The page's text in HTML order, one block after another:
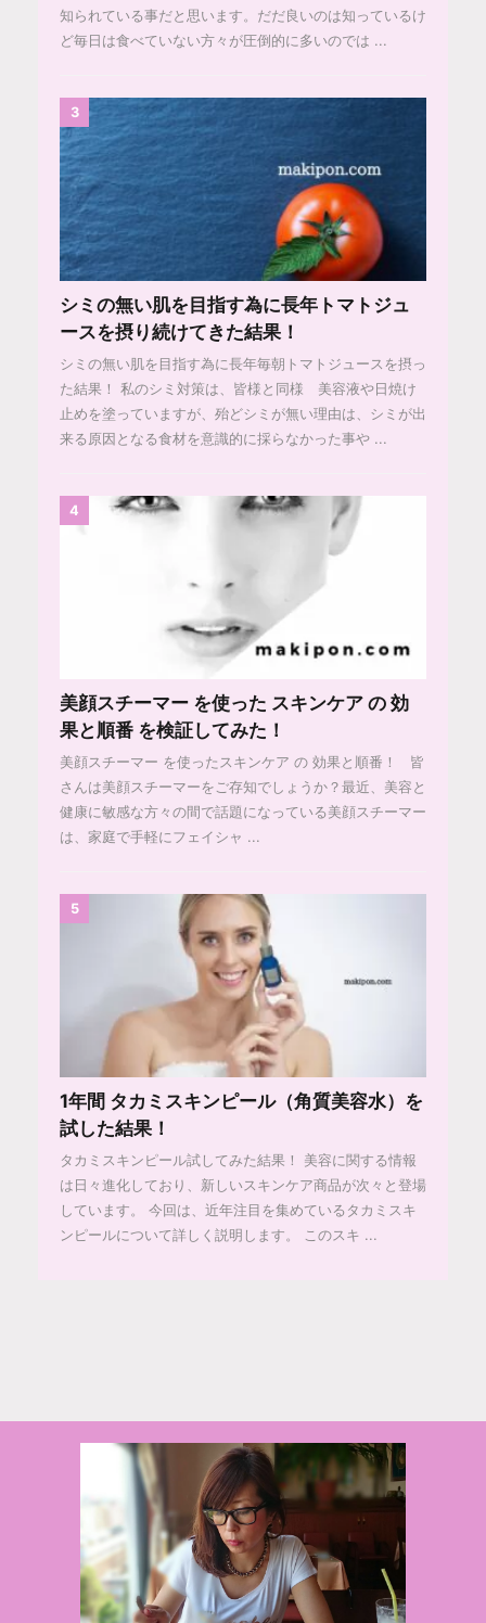
知られている事だと思います。だだ良いのは知っているけ
ど毎日は食べていない方々が圧倒的に多いのでは ...
3
シミの無い肌を目指す為に長年トマトジュ
ースを摂り続けてきた結果！
シミの無い肌を目指す為に長年毎朝トマトジュースを摂っ
た結果！ 私のシミ対策は、皆様と同様 美容液や日焼け
止めを塗っていますが、殆どシミが無い理由は、シミが出
来る原因となる食材を意識的に採らなかった事や ...
4
美顔スチーマー を使った スキンケア の 効
果と順番 を検証してみた！
美顔スチーマー を使ったスキンケア の 効果と順番！ 皆
さんは美顔スチーマーをご存知でしょうか？最近、美容と
健康に敏感な方々の間で話題になっている美顔スチーマー
は、家庭で手軽にフェイシャ ...
5
1年間 タカミスキンピール（角質美容水）を
試した結果！
タカミスキンピール試してみた結果！ 美容に関する情報
は日々進化しており、新しいスキンケア商品が次々と登場
しています。 今回は、近年注目を集めているタカミスキ
ンピールについて詳しく説明します。 このスキ ...